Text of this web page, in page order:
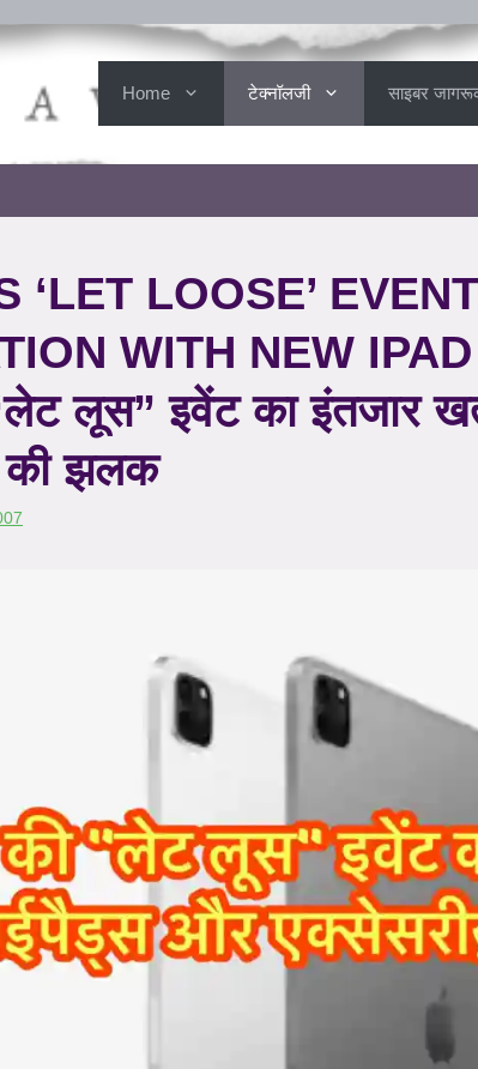
Home टेक्नॉलजी साइबर
‘LET LOOSE’
WITH NEW
लूस” इवेंट का इंतजार
की झलक